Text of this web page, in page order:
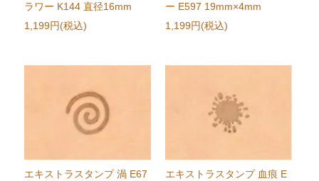
ラワー K144 直径16mm
1,199円(税込)
ー E597 19mm×4mm
1,199円(税込)
エキストラスタンプ 渦 E67
エキストラスタンプ 血痕 E